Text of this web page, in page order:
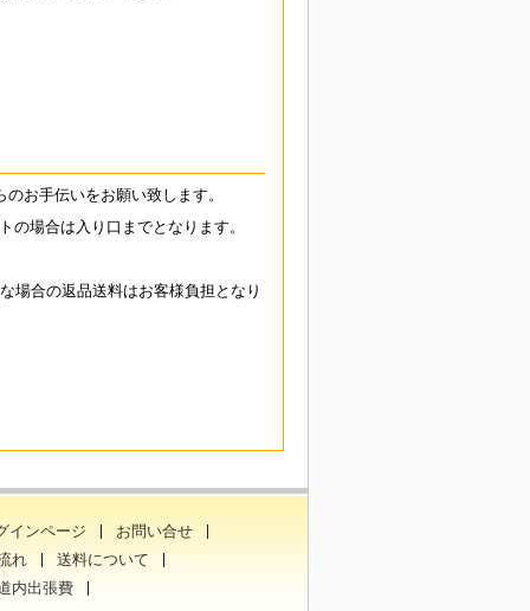
お手伝いをお願い致します。
場合は入り口までとなります。
合の返品送料はお客様負担となり
インページ
お問い合せ
れ
送料について
内出張費